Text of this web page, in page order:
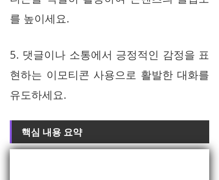
를 높이세요.
5. 댓글이나 소통에서 긍정적인 감정을 표
현하는 이모티콘 사용으로 활발한 대화를
유도하세요.
핵심 내용 요약